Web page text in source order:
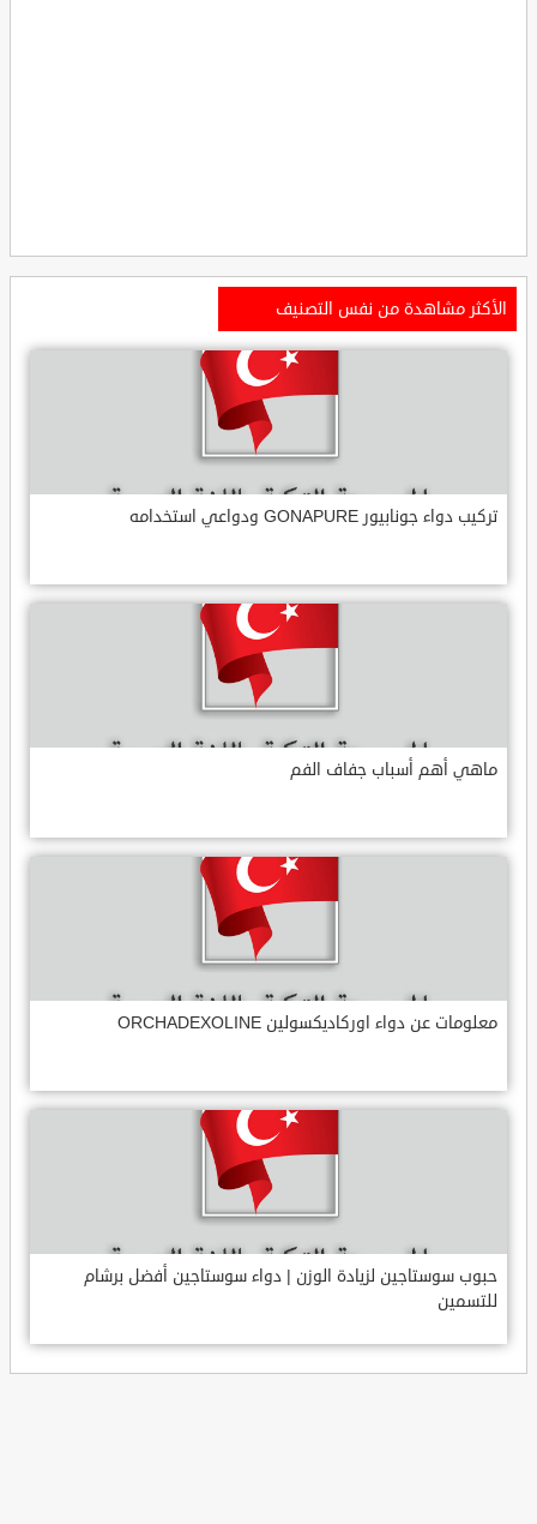
الأكثر مشاهدة من نفس التصنيف
تركيب دواء جونابيور GONAPURE ودواعي استخدامه
ماهي أهم أسباب جفاف الفم
معلومات عن دواء اوركاديكسولين ORCHADEXOLINE
حبوب سوستاجين لزيادة الوزن | دواء سوستاجين أفضل برشام
للتسمين